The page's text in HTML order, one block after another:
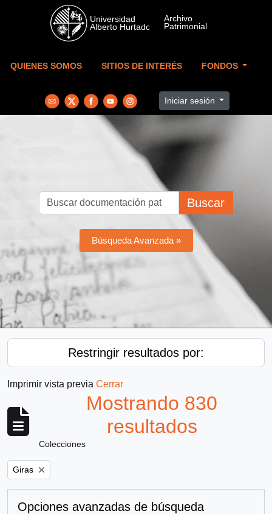
Skip to main content
QUIENES SOMOS SITIOS DE INTERÉS FONDOS
Iniciar sesión
Buscar
Búsqueda Avanzada »
Restringir resultados por:
Imprimir vista previa Cerrar
Mostrando 830
resultados
Colecciones
Remove filter:
Giras
Opciones avanzadas de búsqueda